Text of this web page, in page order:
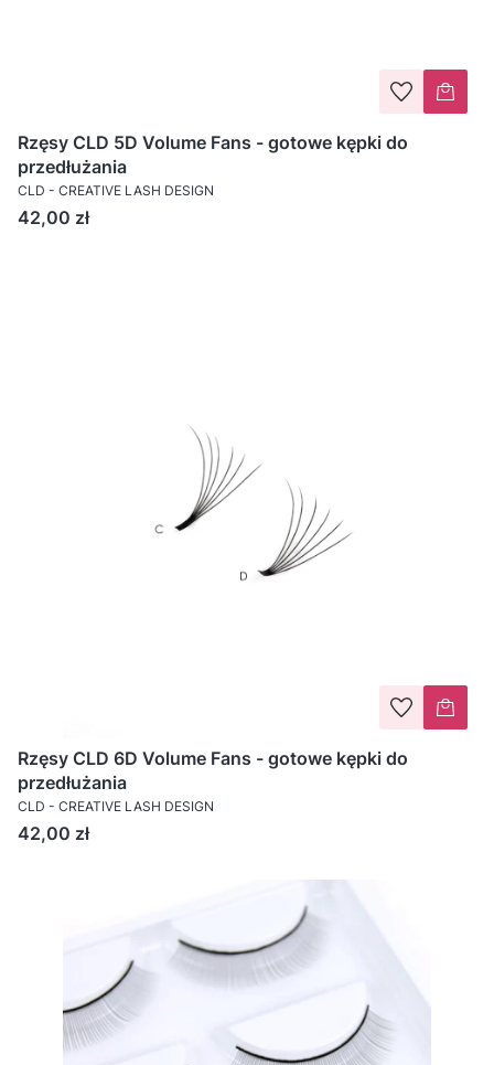
Rzęsy CLD 5D Volume Fans - gotowe kępki do
przedłużania
CLD - CREATIVE LASH DESIGN
Cena
42,00 zł
Rzęsy CLD 6D Volume Fans - gotowe kępki do
przedłużania
CLD - CREATIVE LASH DESIGN
Cena
42,00 zł